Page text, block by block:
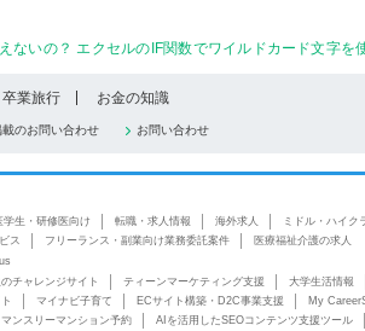
ないの？ エクセルのIF関数でワイルドカード文字を
業旅行 お金の知識
載のお問い合わせ お問い合わせ
学生・研修医向け 転職・求人情報 海外求人 ミドル・ハイク
ス フリーランス・副業向け業務委託案件
医療福祉介護の求人
チャレンジサイト ティーンマーケティング支援 大学生活情報
マイナビ子育て ECサイト構築・D2C事業支援 My
マンスリーマンション予約 AIを活用したSEOコンテンツ支援ツール